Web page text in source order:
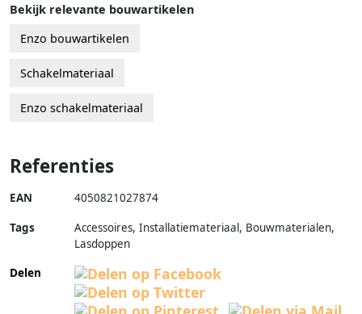
Bekijk relevante bouwartikelen
Enzo bouwartikelen
Schakelmateriaal
Enzo schakelmateriaal
Referenties
EAN 4050821027874
Tags
Accessoires, Installatiemateriaal, Bouwmaterialen,
Lasdoppen
Delen